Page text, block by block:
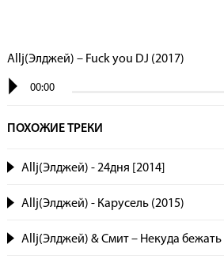
Allj(Элджей) – Fuck you DJ (2017)
00:00
ПОХОЖИЕ ТРЕКИ
Allj(Элджей) - 24дня [2014]
Allj(Элджей) - Карусель (2015)
Allj(Элджей) & Смит – Некуда бежать